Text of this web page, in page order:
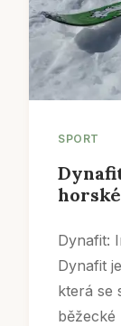
SPORT
Dynafit:
Dynafit
která se